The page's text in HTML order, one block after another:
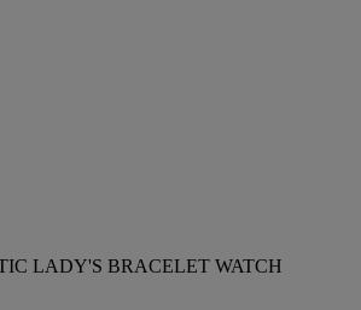
LADY'S BRACELET WATCH